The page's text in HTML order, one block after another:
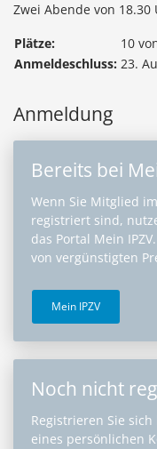
Zwei Abende von
Plätze:
10
Anmeldeschluss: 23.
Anmeldung
Bereits bei
Wenn Sie Mitglied
registriert sind,
das Portal Mein
von vergünstigten
Mein IPZV
Noch nicht
Registrieren Sie
eines persönlichen